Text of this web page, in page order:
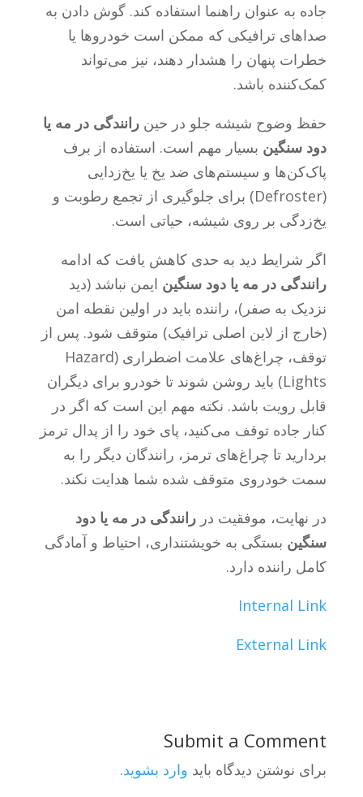
جاده به عنوان راهنما استفاده کند. گوش دادن به
صداهای ترافیکی که ممکن است خودروها یا
خطرات پنهان را هشدار دهند، نیز می‌تواند
کمک‌کننده باشد.
حفظ وضوح شیشه جلو در حین رانندگی در مه یا
دود سنگین بسیار مهم است. استفاده از برف
پاک‌کن‌ها و سیستم‌های ضد یخ یا یخ‌زدایی
(Defroster) برای جلوگیری از تجمع رطوبت و
یخ‌زدگی بر روی شیشه، حیاتی است.
اگر شرایط دید به حدی کاهش یافت که ادامه
رانندگی در مه یا دود سنگین ایمن نباشد (دید
نزدیک به صفر)، راننده باید در اولین نقطه امن
(خارج از لاین اصلی ترافیک) متوقف شود. پس از
توقف، چراغ‌های علامت اضطراری (Hazard
Lights) باید روشن شوند تا خودرو برای دیگران
قابل رویت باشد. نکته مهم این است که اگر در
کنار جاده توقف می‌کنید، پای خود را از پدال ترمز
بردارید تا چراغ‌های ترمز، رانندگان دیگر را به
سمت خودروی متوقف شده شما هدایت نکند.
در نهایت، موفقیت در رانندگی در مه یا دود
سنگین بستگی به خویشتنداری، احتیاط و آمادگی
کامل راننده دارد.
Internal Link
External Link
Submit a Comment
برای نوشتن دیدگاه باید وارد بشوید.